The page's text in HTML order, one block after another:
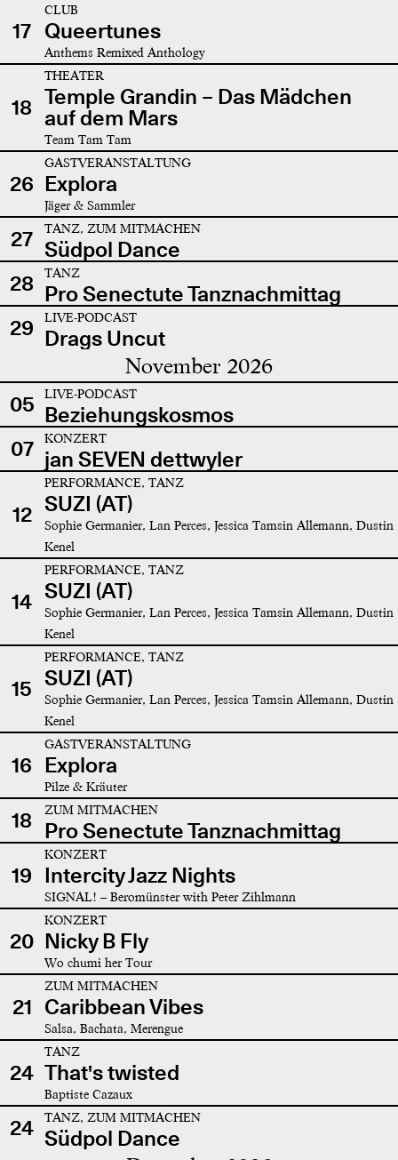
17
CLUB
Queertunes
Anthems Remixed Anthology
18
THEATER
Temple Grandin – Das Mädchen
auf dem Mars
Team Tam Tam
26
GASTVERANSTALTUNG
Explora
Jäger & Sammler
27 TANZ, ZUM MITMACHEN
Südpol Dance
28
TANZ
Pro Senectute Tanznachmittag
29
LIVE-PODCAST
Drags Uncut
November 2026
05 LIVE-PODCAST
Beziehungskosmos
07
KONZERT
jan SEVEN dettwyler
12
PERFORMANCE, TANZ
SUZI (AT)
Sophie Germanier, Lan Perces, Jessica Tamsin Allemann, Dustin
Kenel
14
PERFORMANCE, TANZ
SUZI (AT)
Sophie Germanier, Lan Perces, Jessica Tamsin Allemann, Dustin
Kenel
15
PERFORMANCE, TANZ
SUZI (AT)
Sophie Germanier, Lan Perces, Jessica Tamsin Allemann, Dustin
Kenel
16
GASTVERANSTALTUNG
Explora
Pilze & Kräuter
18 ZUM MITMACHEN
Pro Senectute Tanznachmittag
19
KONZERT
Intercity Jazz Nights
SIGNAL! – Beromünster with Peter Zihlmann
20
KONZERT
Nicky B Fly
Wo chumi her Tour
21
ZUM MITMACHEN
Caribbean Vibes
Salsa, Bachata, Merengue
24
TANZ
That's twisted
Baptiste Cazaux
24 TANZ, ZUM MITMACHEN
Südpol Dance